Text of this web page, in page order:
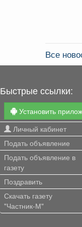
Все
Быстрые ссылки:
Установить
Личный кабинет
Подать объявление
Подать объявление в
газету
Поздравить
Скачать газету
"Частник-М"